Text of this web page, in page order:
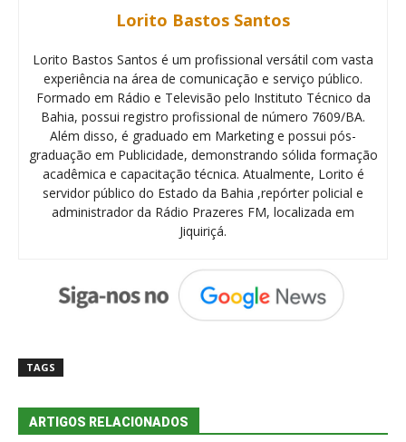
Lorito Bastos Santos
Lorito Bastos Santos é um profissional versátil com vasta
experiência na área de comunicação e serviço público.
Formado em Rádio e Televisão pelo Instituto Técnico da
Bahia, possui registro profissional de número 7609/BA.
Além disso, é graduado em Marketing e possui pós-
graduação em Publicidade, demonstrando sólida formação
acadêmica e capacitação técnica. Atualmente, Lorito é
servidor público do Estado da Bahia ,repórter policial e
administrador da Rádio Prazeres FM, localizada em
Jiquiriçá.
TAGS
ARTIGOS RELACIONADOS